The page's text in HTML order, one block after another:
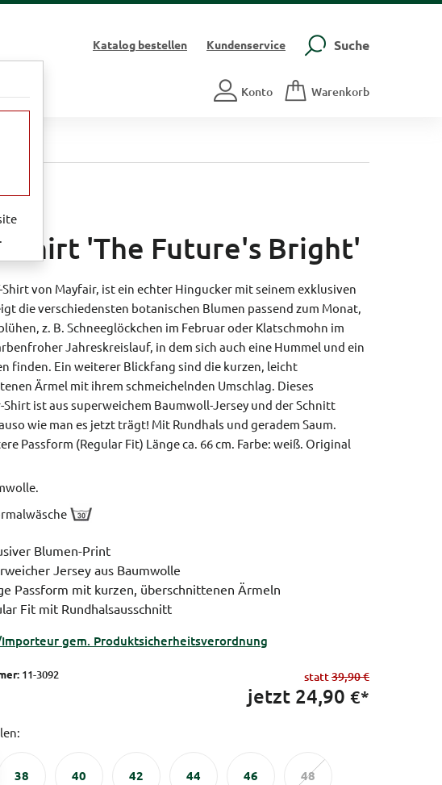
Katalogbestellen Kundenservice Suche
Konto Warenkorb
Shirt 'The Future's Bright'
Shirt von Mayfair, ist ein echter Hingucker mit seinem exklusiven
die verschiedensten botanischen Blumen passend zum Monat,
z. B. Schneeglöckchen im Februar oder Klatschmohn im
Jahreskreislauf, in dem sich auch eine Hummel und ein
finden. Ein weiterer Blickfang sind die kurzen, leicht
Ärmel mit ihrem schmeichelnden Umschlag. Dieses
Shirt ist aus superweichem Baumwoll-Jersey und der Schnitt
wie man es jetzt trägt! Mit Rundhals und geradem Saum.
Passform (Regular Fit) Länge ca. 66 cm. Farbe: weiß. Original
Blumen-Print
Jersey aus Baumwolle
Passform mit kurzen, überschnittenen Ärmeln
Fit mit Rundhalsausschnitt
gem. Produktsicherheitsverordnung
11-3092 statt39,90 €
jetzt 24,90 €*
38 40 42 44 46 48